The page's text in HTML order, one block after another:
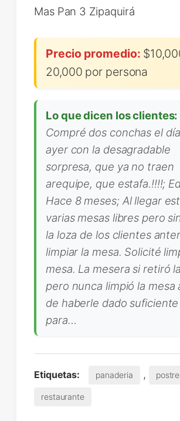
Mas Pan 3 Zipaquirá
Precio promedio:
20,000 por persona
Lo que dicen los clientes:
Compré dos conchas el
ayer con la desagradable
sorpresa, que ya no traen
arequipe, que estafa.!!!!;
Hace 8 meses; Al llegar
varias mesas libres pero
la loza de los clientes
limpiar la mesa. Solicité
mesa. La mesera si retiró
pero nunca limpió la mesa
de haberle dado
para…
Etiquetas: panaderia ,
restaurante